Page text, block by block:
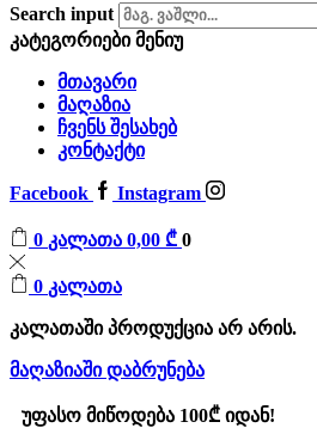
Search input
კატეგორიებიმენიუ
მთავარი
მაღაზია
ჩვენს შესახებ
კონტაქტი
Facebook Instagram
0 კალათა 0,00 ₾ 0
0 კალათა
კალათაში პროდუქცია არ არის.
მაღაზიაში დაბრუნება
უფასო მიწოდება 100₾ იდან!